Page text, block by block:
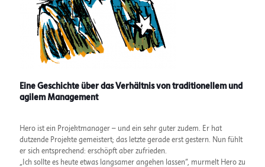
Eine Geschichte über das Verhältnis von traditionellem und
agilem Management
Hero ist ein Projektmanager – und ein sehr guter zudem. Er hat
dutzende Projekte gemeistert; das letzte gerade erst gestern. Nun fühlt
er sich entsprechend: erschöpft aber zufrieden.
„Ich sollte es heute etwas langsamer angehen lassen“, murmelt Hero zu